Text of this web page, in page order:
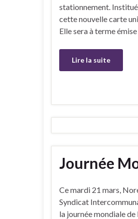
stationnement.
cette nouvelle carte
Elle sera à terme
Lire la suite
Journée
Ce mardi 21 mars,
Syndicat
la journée mondiale